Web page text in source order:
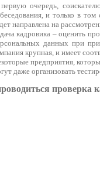
очередь,
и только в
направлена на
кадровика – оценить
данных при
крупная, и имеет
предприятия,
даже организовать
проверка